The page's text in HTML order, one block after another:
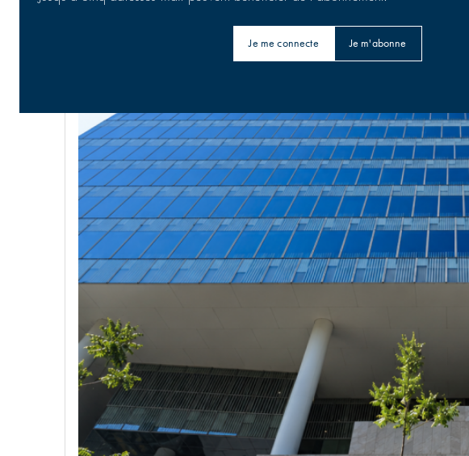
Je me connecte Je m'abonne